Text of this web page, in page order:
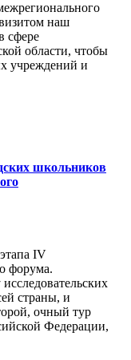
наш
сфере
области, чтобы
учреждений и
школьников
IV
форума.
страны, и
очный тур
Федерации,